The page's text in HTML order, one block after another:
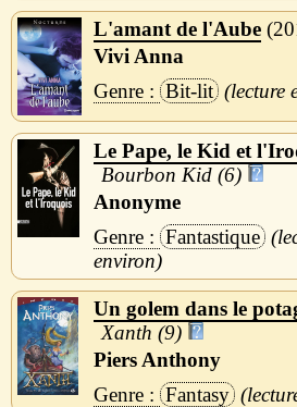
L'amant de l'Aube
Vivi Anna
Bit-lit
Le Pape, le Kid et
Bourbon Kid (6)
Anonyme
Fantastique
Un golem dans le
Xanth (9)
Piers Anthony
Fantasy